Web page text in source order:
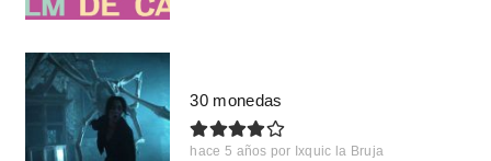
30 monedas
hace 5 años por Ixquic la Bruja